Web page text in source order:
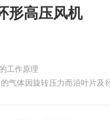
形高压风机
工作原理
体因旋转压力而沿叶片及